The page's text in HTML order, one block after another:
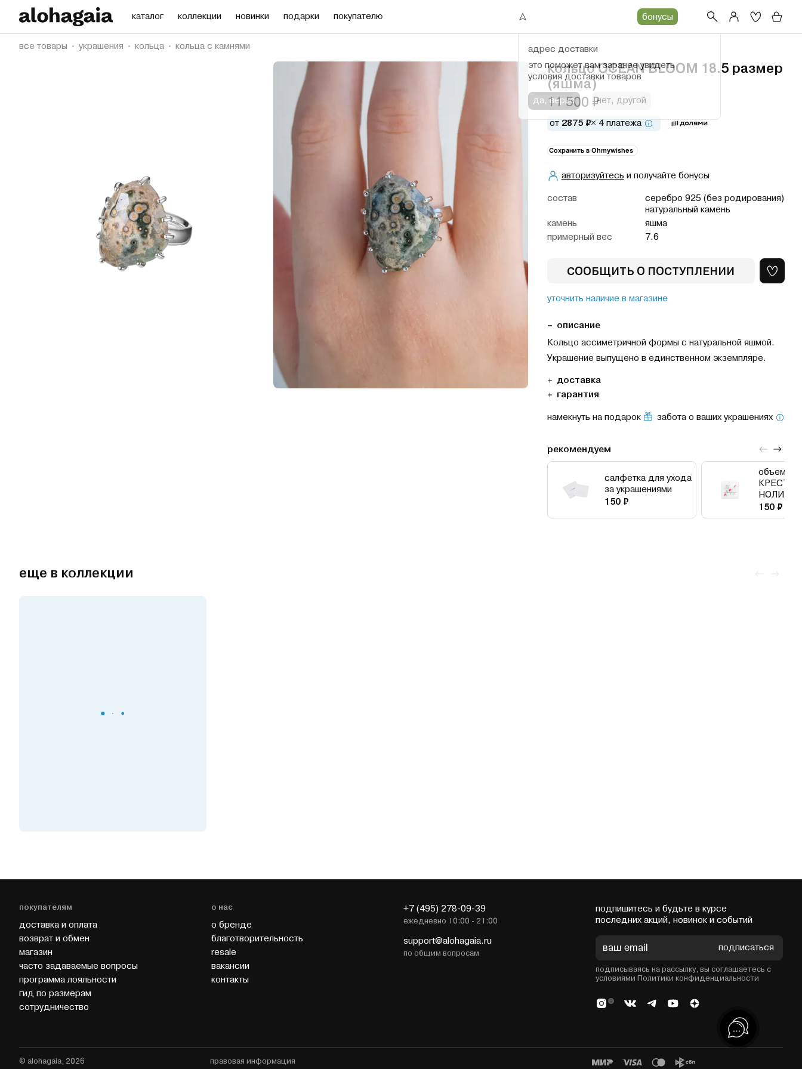
каталог коллекции новинки подарки покупателю
адрес доставки
это поможет вам заранее увидеть
условия доставки товаров
да, верно
нет, другой
бонусы
все товары украшения кольца кольца с камнями
кольцо OCEAN BLOOM 18.5 размер
(яшма)
11 500 ₽
от2875 ₽× 4 платежа
Сохранить в Ohmywishes
авторизуйтесьи получайте бонусы
cостав
серебро 925 (без родирования)
натуральный камень
камень
яшма
примерный вес
7.6
СООБЩИТЬ О ПОСТУПЛЕНИИ
уточнить наличие в магазине
описание
Кольцо асcиметричной формы с натуральной яшмой.
Украшение выпущено в единственном экземпляре.
доставка
гарантия
намекнуть на подарок
забота о ваших украшениях
рекомендуем
салфетка для ухода
за украшениями
150 ₽
НОЛИКИ
150 ₽
еще в коллекции
покупателям
доставка и оплата
возврат и обмен
магазин
часто задаваемые вопросы
программа лояльности
гид по размерам
cотрудничество
о нас
о бренде
благотворительность
resale
вакансии
контакты
+7 (495) 278-09-39
ежедневно 10:00 - 21:00
support@alohagaia.ru
по общим вопросам
подпишитесь и будьте в курсе
последних акций, новинок и событий
подписаться
подписываясь на рассылку, вы соглашаетесь с
условиями Политики конфиденциальности
© alohagaia, 2026 правовая информация